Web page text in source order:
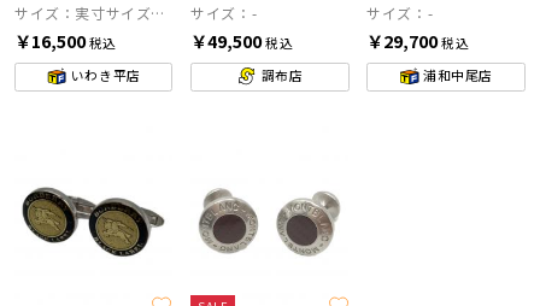
サイズ：実寸サイズにてご確認ください
￥16,500税込
いわき平店
サイズ：-
￥49,500税込
調布店
サイズ：-
￥29,700税込
浦和中尾店